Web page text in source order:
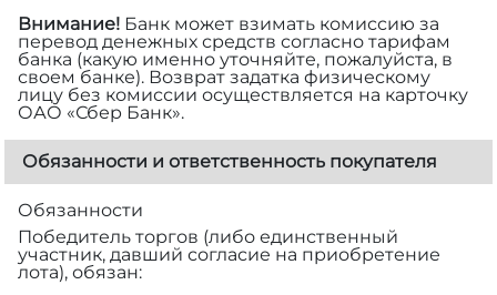
Внимание! Банк может взимать комиссию за
перевод денежных средств согласно тарифам
банка (какую именно уточняйте, пожалуйста, в
своем банке). Возврат задатка физическому
лицу без комиссии осуществляется на карточку
ОАО «Сбер Банк».
Обязанности и ответственность покупателя
Обязанности
Победитель торгов (либо единственный
участник, давший согласие на приобретение
лота), обязан: